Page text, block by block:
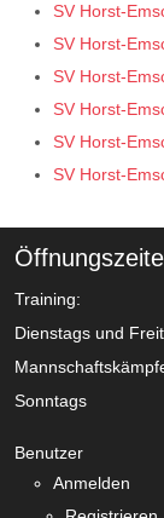
SV Horst-
SV Horst-
SV Horst-
SV Horst-
SV Horst-
SV Horst-
Training:
Dienstags und
Sonntags
Benutzer
Anmelden